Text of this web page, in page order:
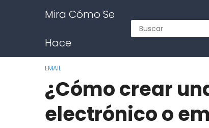
Mira Cómo Se
Hace
EMAIL
¿Cómo crear
electrónico o